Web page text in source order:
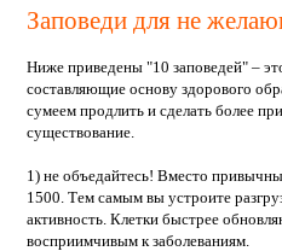
Заповеди для не
Ниже приведены "10 заповедей" –
составляющие основу здорового
сумеем продлить и сделать более
существование.
1) не объедайтесь! Вместо
1500. Тем самым вы устроите
активность. Клетки быстрее
восприимчивым к заболеваниям.